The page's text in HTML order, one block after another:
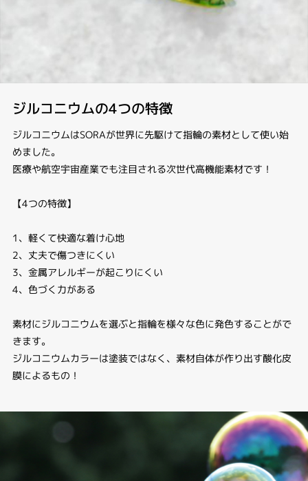
ジルコニウムの4つの特徴
ジルコニウムはSORAが世界に先駆けて指輪の素材として使い始
めました。
医療や航空宇宙産業でも注目される次世代高機能素材です！
【4つの特徴】
1、軽くて快適な着け心地
2、丈夫で傷つきにくい
3、金属アレルギーが起こりにくい
4、色づく力がある
素材にジルコニウムを選ぶと指輪を様々な色に発色することがで
きます。
ジルコニウムカラーは塗装ではなく、素材自体が作り出す酸化皮
膜によるもの！